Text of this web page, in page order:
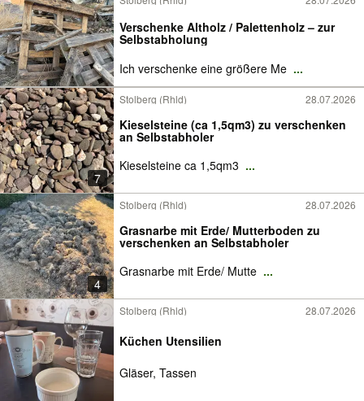
Verschenke Altholz / Palettenholz – zur
Selbstabholung
Ich verschenke eine größere Me ...
7
Stolberg (Rhld) 28.07.2026
Kieselsteine (ca 1,5qm3) zu verschenken
an Selbstabholer
Kieselsteine ca 1,5qm3 ...
4
Stolberg (Rhld) 28.07.2026
Grasnarbe mit Erde/ Mutterboden zu
verschenken an Selbstabholer
Grasnarbe mit Erde/ Mutte ...
Stolberg (Rhld) 28.07.2026
Küchen Utensilien
Gläser, Tassen